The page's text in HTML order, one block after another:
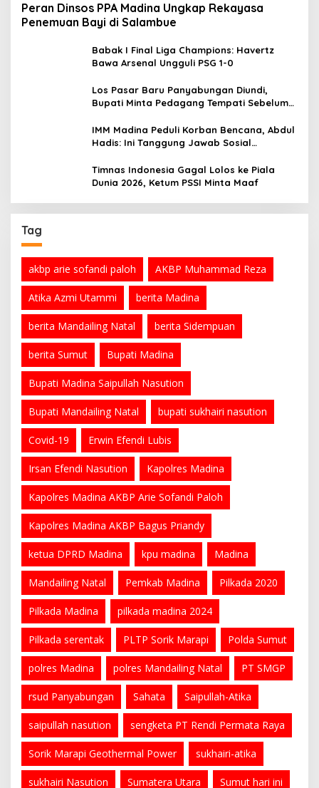
Peran Dinsos PPA Madina Ungkap Rekayasa
Penemuan Bayi di Salambue
Babak I Final Liga Champions: Havertz
Bawa Arsenal Ungguli PSG 1-0
Los Pasar Baru Panyabungan Diundi,
Bupati Minta Pedagang Tempati Sebelum
IMM Madina Peduli Korban Bencana, Abdul
Hadis: Ini Tanggung Jawab Sosial
Timnas Indonesia Gagal Lolos ke Piala
Dunia 2026, Ketum PSSI Minta Maaf
Tag
akbp arie sofandi paloh AKBP Muhammad Reza
Atika Azmi Utammi berita Madina
berita Mandailing Natal berita Sidempuan
berita Sumut Bupati Madina
Bupati Madina Saipullah Nasution
Bupati Mandailing Natal bupati sukhairi nasution
Covid-19 Erwin Efendi Lubis
Irsan Efendi Nasution Kapolres Madina
Kapolres Madina AKBP Arie Sofandi Paloh
Kapolres Madina AKBP Bagus Priandy
ketua DPRD Madina kpu madina Madina
Mandailing Natal Pemkab Madina Pilkada 2020
Pilkada Madina pilkada madina 2024
Pilkada serentak PLTP Sorik Marapi Polda Sumut
polres Madina polres Mandailing Natal PT SMGP
rsud Panyabungan Sahata Saipullah-Atika
saipullah nasution sengketa PT Rendi Permata Raya
Sorik Marapi Geothermal Power sukhairi-atika
sukhairi Nasution Sumatera Utara Sumut hari ini